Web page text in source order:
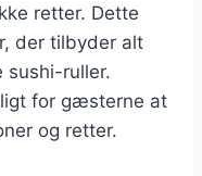
retter. Dette
der tilbyder alt
sushi-ruller.
for gæsterne at
og retter.